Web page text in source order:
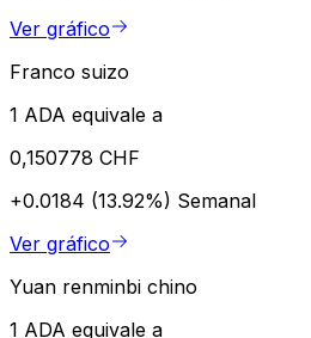
Ver gráfico
Franco suizo
1 ADA equivale a
0,150778 CHF
+0.0184 (13.92%) Semanal
Ver gráfico
Yuan renminbi chino
1 ADA equivale a